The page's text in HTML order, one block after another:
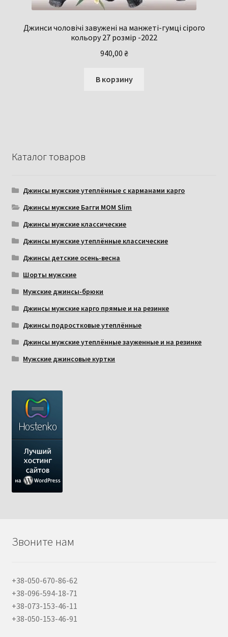
Джинси чоловічі завужені на манжеті-гумці сірого
кольору 27 розмір -2022
940,00 ₴
В корзину
Каталог товаров
Джинсы мужские утеплённые с карманами карго
Джинсы мужские Багги МОМ Slim
Джинсы мужские классические
Джинсы мужские утеплённые классические
Джинсы детские осень-весна
Шорты мужские
Мужские джинсы-брюки
Джинсы мужские карго прямые и на резинке
Джинсы подростковые утеплённые
Джинсы мужские утеплённые зауженные и на резинке
Мужские джинсовые куртки
Звоните нам
+38-050-670-86-62
+38-096-594-18-71
+38-073-153-46-11
+38-050-153-46-91